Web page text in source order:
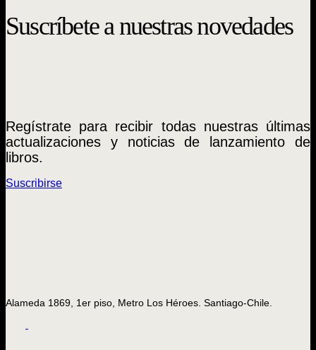
Suscríbete a nuestras novedades
Regístrate para recibir todas nuestras últimas
actualizaciones y noticias de lanzamiento de
libros.
Suscribirse
Alameda 1869, 1er piso, Metro Los Héroes. Santiago-Chile.